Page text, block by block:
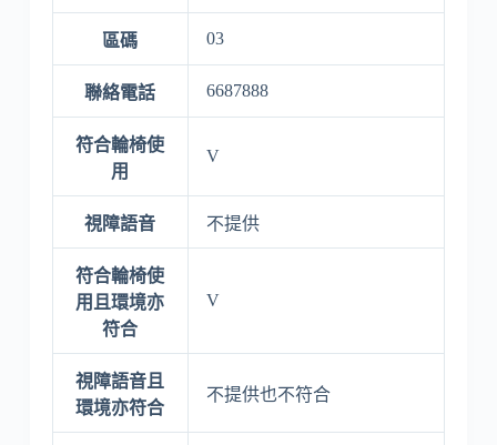
區碼 03
聯絡電話 6687888
符合輪椅使
用
V
視障語音 不提供
符合輪椅使
用且環境亦
符合
V
視障語音且
環境亦符合
不提供也不符合